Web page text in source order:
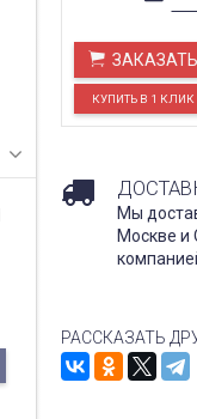
ЗАКАЗАТЬ
Мы
Москве и
РАССКАЗАТЬ